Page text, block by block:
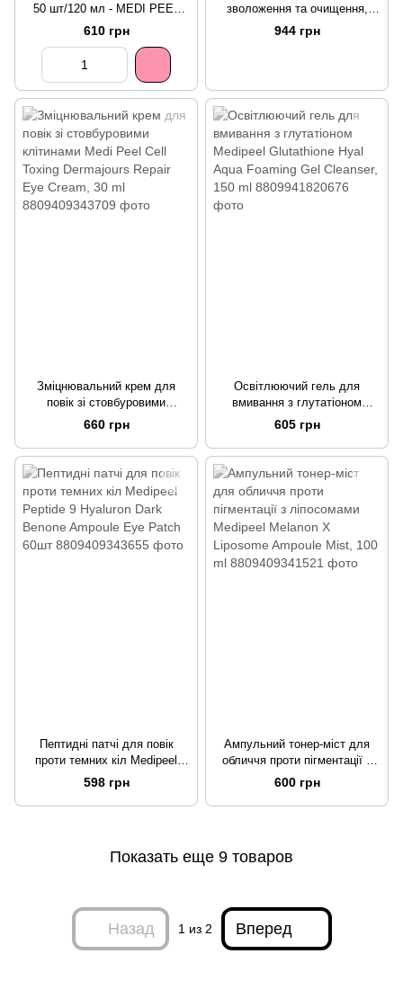
50 шт/120 мл - MEDI PEEL
MOOLTOX GLOW
MOISTURIZING PAD 2X
610 грн
зволоження та очищення,
Medi-Peel Aqua Mooltox
Sparkling Pad 70 шт
944 грн
Зміцнювальний крем для
повік зі стовбуровими
клітинами Medi Peel Cell
Toxing Dermajours Repair Eye
Cream, 30 ml
660 грн
Освітлюючий гель для
вмивання з глутатіоном
Medipeel Glutathione Hyal Aqua
Foaming Gel Cleanser, 150 ml
605 грн
Пептидні патчі для повік
проти темних кіл Medipeel
Peptide 9 Hyaluron Dark
Benone Ampoule Eye Patch
60шт
598 грн
Ампульний тонер-міст для
обличчя проти пігментації з
ліпосомами Medipeel Melanon
X Liposome Ampoule Mist, 100
ml
600 грн
Показать еще 9 товаров
Назад 1из 2 Вперед